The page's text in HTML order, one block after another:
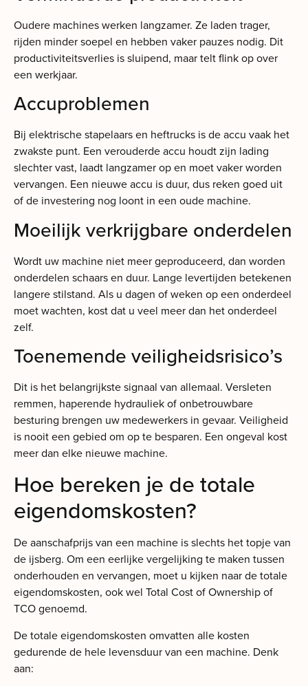
Oudere machines werken langzamer. Ze laden trager,
rijden minder soepel en hebben vaker pauzes nodig. Dit
productiviteitsverlies is sluipend, maar telt flink op over
een werkjaar.
Accuproblemen
Bij elektrische stapelaars en heftrucks is de accu vaak het
zwakste punt. Een verouderde accu houdt zijn lading
slechter vast, laadt langzamer op en moet vaker worden
vervangen. Een nieuwe accu is duur, dus reken goed uit
of de investering nog loont in een oude machine.
Moeilijk verkrijgbare onderdelen
Wordt uw machine niet meer geproduceerd, dan worden
onderdelen schaars en duur. Lange levertijden betekenen
langere stilstand. Als u dagen of weken op een onderdeel
moet wachten, kost dat u veel meer dan het onderdeel
zelf.
Toenemende veiligheidsrisico’s
Dit is het belangrijkste signaal van allemaal. Versleten
remmen, haperende hydrauliek of onbetrouwbare
besturing brengen uw medewerkers in gevaar. Veiligheid
is nooit een gebied om op te besparen. Een ongeval kost
meer dan elke nieuwe machine.
Hoe bereken je de totale
eigendomskosten?
De aanschafprijs van een machine is slechts het topje van
de ijsberg. Om een eerlijke vergelijking te maken tussen
onderhouden en vervangen, moet u kijken naar de totale
eigendomskosten, ook wel Total Cost of Ownership of
TCO genoemd.
De totale eigendomskosten omvatten alle kosten
gedurende de hele levensduur van een machine. Denk
aan: